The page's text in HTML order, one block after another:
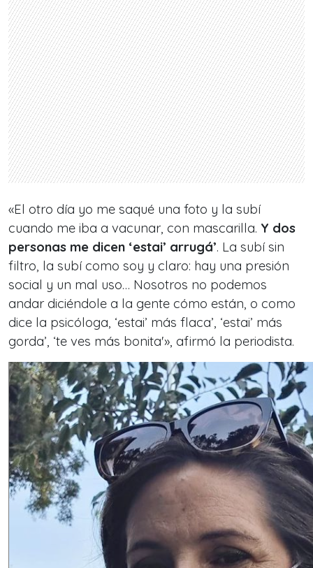
«El otro día yo me saqué una foto y la subí
cuando me iba a vacunar, con mascarilla. Y dos
personas me dicen ‘estai’ arrugá’. La subí sin
filtro, la subí como soy y claro: hay una presión
social y un mal uso… Nosotros no podemos
andar diciéndole a la gente cómo están, o como
dice la psicóloga, ‘estai’ más flaca’, ‘estai’ más
gorda’, ‘te ves más bonita'», afirmó la periodista.